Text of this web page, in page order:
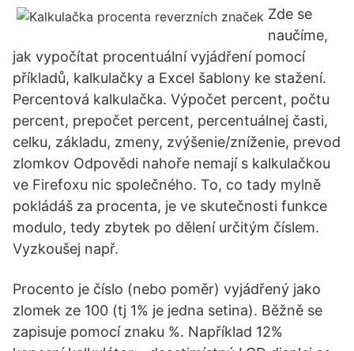
Zde se
naučíme,
jak vypočítat procentuální vyjádření pomocí
příkladů, kalkulačky a Excel šablony ke stažení.
Percentová kalkulačka. Výpočet percent, počtu
percent, prepočet percent, percentuálnej časti,
celku, základu, zmeny, zvýšenie/zníženie, prevod
zlomkov Odpovědi nahoře nemají s kalkulačkou
ve Firefoxu nic společného. To, co tady mylně
pokládáš za procenta, je ve skutečnosti funkce
modulo, tedy zbytek po dělení určitým číslem.
Vyzkoušej např.
Procento je číslo (nebo poměr) vyjádřený jako
zlomek ze 100 (tj 1% je jedna setina). Běžně se
zapisuje pomocí znaku %. Například 12%